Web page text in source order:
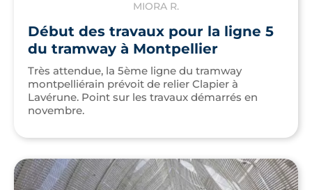
MIORA R.
Début des travaux pour la ligne 5
du tramway à Montpellier
Très attendue, la 5ème ligne du tramway
montpelliérain prévoit de relier Clapier à
Lavérune. Point sur les travaux démarrés en
novembre.